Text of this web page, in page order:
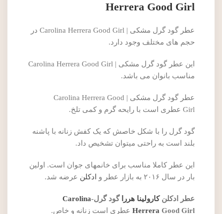
Herrera Good Girl
عطر گود گرل مشکی | Carolina Herrera Good Girl در
حجم های مختلف وجود دارد.
این عطر گود گرل مشکی | Carolina Herrera Good Girl
مناسب بانوان می باشد.
عطر گود گرل مشکی | Carolina Herrera Good
Girl عطری است با رایحه گرم و کمی تلخ.
گود گرل را با شکل خاصش که یک کفش زنانه با پاشنه
بلند است به راحتی میتوان تشخیص داد.
این عطر کاملا مناسب برای خانمهای جوان است. اولین
بار در سال ۲۰۱۶ به بازار عطر و
ادکلن عرضه شد.
عطر ادکلنکارولینا هررا گود گرل-Carolina
Herrera Good Girl عطری است زنانه و خاص.